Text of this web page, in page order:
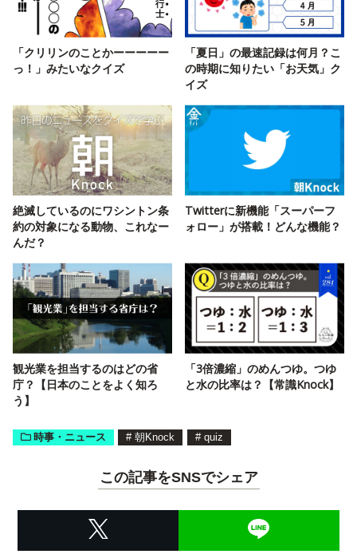
「クリリンのことかーーーーー
っ！」みたいなクイズ
「夏日」の最速記録は何月？こ
の時期に知りたい「お天気」ク
イズ
絶滅しているのにワシントン条
約の対象になる動物、これなー
んだ？
Twitterに新機能「スーパーフ
ォロー」が搭載！どんな機能？
観光業を担当するのはどの省
庁？【日本のことをよく知ろ
う】
「3倍濃縮」のめんつゆ。つゆ
と水の比率は？【常識Knock】
時事・ニュース # 朝Knock # quiz
この記事をSNSでシェア